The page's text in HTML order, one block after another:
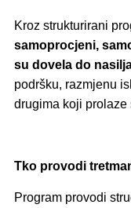
Kroz strukturirani
samoprocjeni,
su dovela do
podršku, razmjenu
drugima koji prolaze
Tko provodi
Program provodi